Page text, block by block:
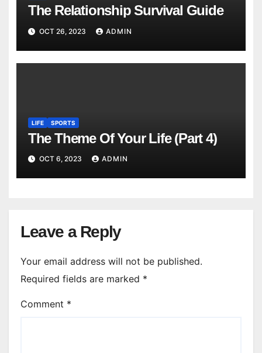
The Relationship Survival Guide
OCT 26, 2023 ADMIN
LIFE SPORTS
The Theme Of Your Life (Part 4)
OCT 6, 2023 ADMIN
Leave a Reply
Your email address will not be published.
Required fields are marked *
Comment *